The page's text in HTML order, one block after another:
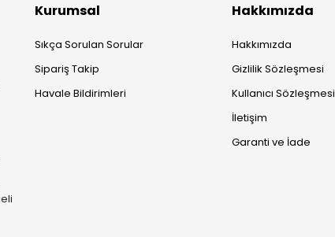
Kurumsal
Sıkça Sorulan Sorular
Sipariş Takip
Havale Bildirimleri
Hakkımızda
Hakkımızda
Gizlilik Sözleşmesi
Kullanıcı Sözleşmesi
İletişim
Garanti ve İade